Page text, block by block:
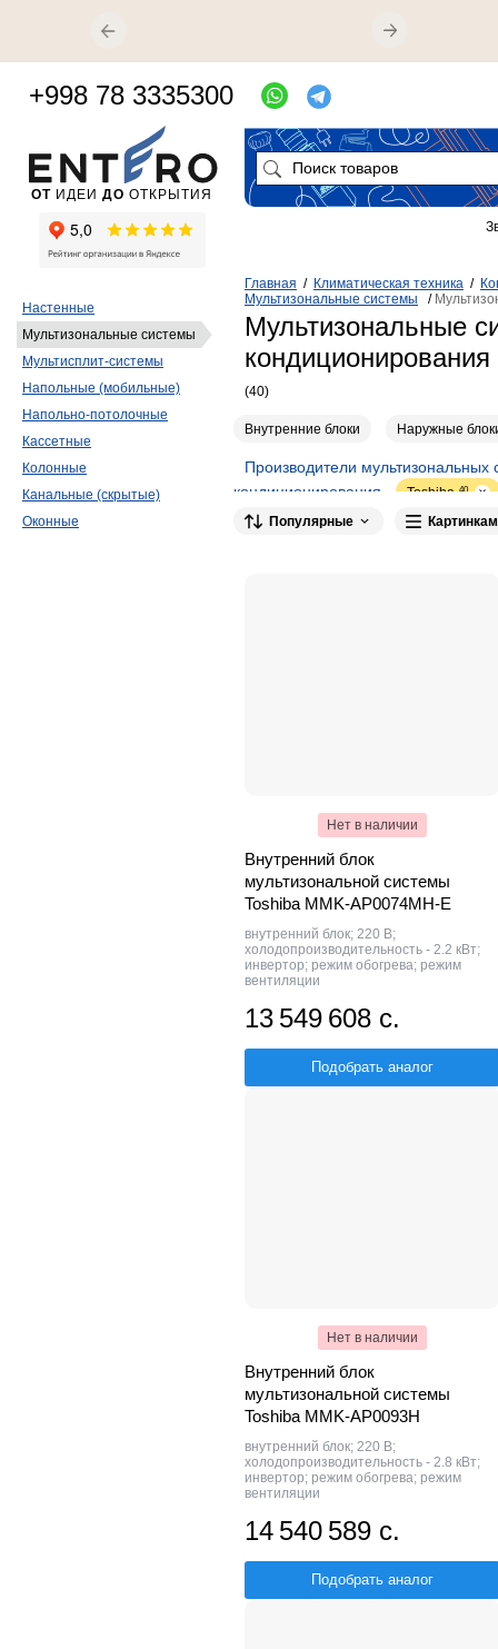
Главная / Климатическая техника /
Мультизональные системы /
Мультизональные
кондиционирования
(40)
Внутренние блоки Наружные
Производители мультизональных
кондиционирования
Toshiba 40
General Climate 6
Популярные
Нет в наличии
Внутренний блок
мультизональной системы
Toshiba MMK-AP0074MH-E
внутренний блок; 220 В;
холодопроизводительность - 2.2 кВт;
инвертор; режим обогрева; режим
вентиляции
13 549 608 с.
Подобрать аналог
Нет в наличии
Внутренний блок
мультизональной системы
Toshiba MMK-AP0093H
внутренний блок; 220 В;
холодопроизводительность - 2.8 кВт;
инвертор; режим обогрева; режим
вентиляции
14 540 589 с.
Подобрать аналог
Настенные
Мультизональные системы
Мультисплит-системы
Напольные (мобильные)
Напольно-потолочные
Кассетные
Колонные
Канальные (скрытые)
Оконные
ОТ ИДЕИ ДО ОТКРЫТИЯ
+998 78 3335300